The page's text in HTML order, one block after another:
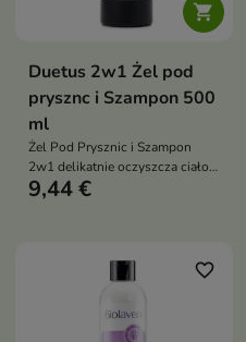

Duetus 2w1 Żel pod
prysznc i Szampon 500
ml
Żel Pod Prysznic i Szampon
2w1 delikatnie oczyszcza ciało,
twarz i włosy, wspiera
naturalnym olejkom eterycznym
9,44 €
favorite_border